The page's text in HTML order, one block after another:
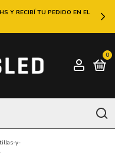
Y RECIBÍ TU PEDIDO EN EL
0
y-